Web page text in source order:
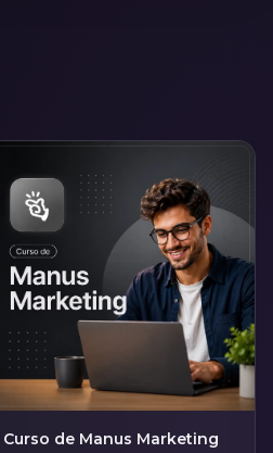
Curso de Manus Marketing